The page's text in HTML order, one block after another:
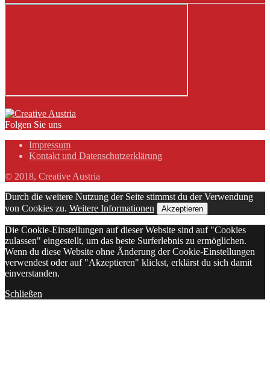
Folgen Sie uns
Impressum
Kontakt und Datenschutzerklärung
© 2018, Creative Austria
Durch die weitere Nutzung der Seite stimmst du der Verwendung
von Cookies zu. Weitere Informationen Akzeptieren
Die Cookie-Einstellungen auf dieser Website sind auf "Cookies
zulassen" eingestellt, um das beste Surferlebnis zu ermöglichen.
Wenn du diese Website ohne Änderung der Cookie-Einstellungen
verwendest oder auf "Akzeptieren" klickst, erklärst du sich damit
einverstanden.
Schließen